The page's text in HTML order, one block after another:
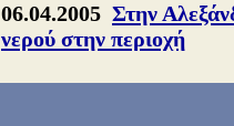
06.04.2005 Στην
νερού στην περιοχή